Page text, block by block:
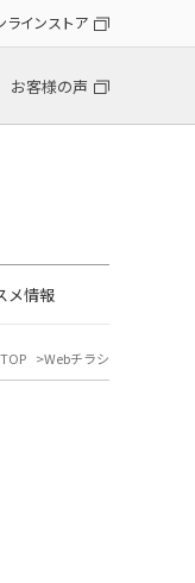
ラインストア
お客様の声
メ情報
Webチラシ